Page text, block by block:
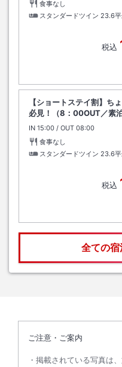
食事なし
スタンダードツイン 23.6
税込
【ショートステイ割】ち
必見！（8：00OUT／素泊
IN チェックイン
15:00 / OUT チェックアウト
08:00
食事なし
スタンダードツイン 23.6
税込
全ての
ご注意・ご案内
掲載されている写真は